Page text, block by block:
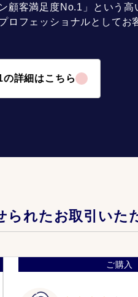
顧客満足度No.1」という高
ロフェッショナルとしてお
詳細はこちら
られたお取引いた
ご購入